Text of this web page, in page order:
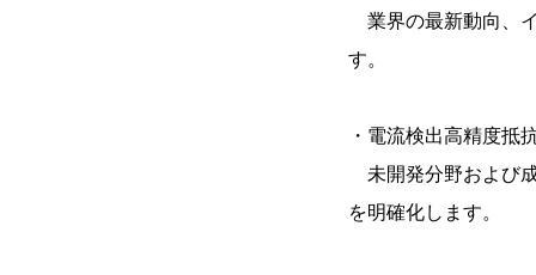
業界の最新動向、
す。
・電流検出高精度抵
未開発分野および
を明確化します。